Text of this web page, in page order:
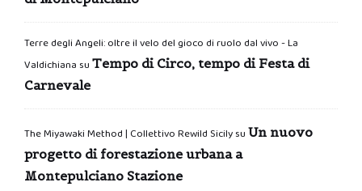
Terre degli Angeli: oltre il velo del gioco di ruolo dal vivo - La
Valdichiana su Tempo di Circo, tempo di Festa di
Carnevale
The Miyawaki Method | Collettivo Rewild Sicilysu Un nuovo
progetto di forestazione urbana a
Montepulciano Stazione